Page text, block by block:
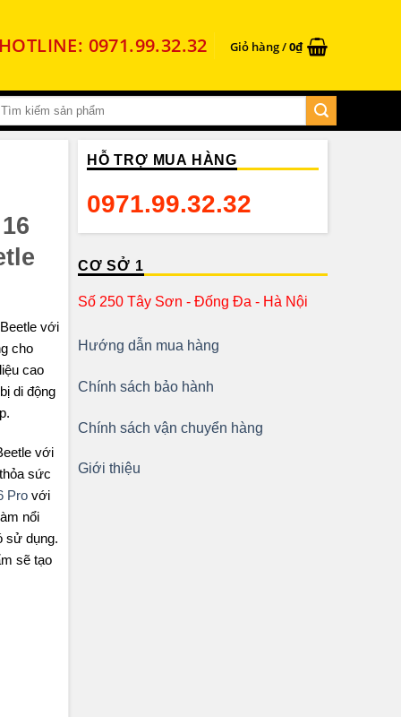
HOTLINE: 0971.99.32.32 Giỏ hàng /0₫
với
cho
cao
di động
với
sức
Pro với
nổi
sử dụng.
sẽ tạo
HỖ TRỢ MUA HÀNG
0971.99.32.32
CƠ SỞ 1
Số 250 Tây Sơn - Đống Đa - Hà Nội
Hướng dẫn mua hàng
Chính sách bảo hành
Chính sách vận chuyển hàng
Giới thiệu